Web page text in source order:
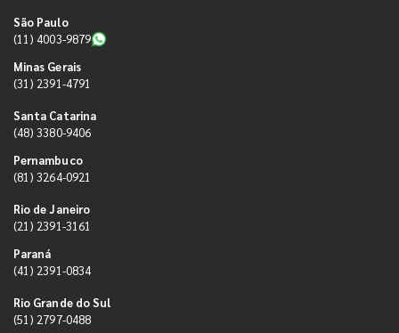
São Paulo
(11) 4003-9879
Minas Gerais
(31) 2391-4791
Santa Catarina
(48) 3380-9406
Pernambuco
(81) 3264-0921
Rio de Janeiro
(21) 2391-3161
Paraná
(41) 2391-0834
Rio Grande do Sul
(51) 2797-0488